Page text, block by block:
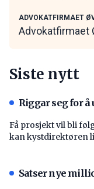
ADVOKATFIRMAET
Advokatfirmaet
Siste nytt
Riggar seg for
Få prosjekt vil bli
kan kystdirektøren
Satser nye